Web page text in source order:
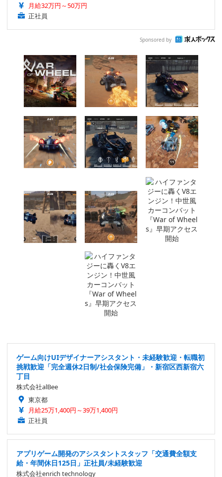
月給32万円～50万円
正社員
Sponsored by
ゲーム向けUIデザイナーアシスタント・未経験歓迎・転職初
挑戦歓迎「完全週休2日制/社会保険完備」・新宿区西新宿六
丁目
株式会社alBee
東京都
月給25万1,400円～39万1,400円
正社員
アプリゲーム開発のアシスタントスタッフ「交通費全額支
給・年間休日125日」正社員/未経験歓迎
株式会社enrich technology